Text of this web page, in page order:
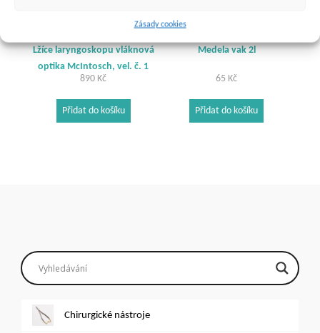
Zásady cookies
Lžíce laryngoskopu vláknová
optika McIntosch, vel. č. 1
890 Kč
Přidat do košíku
Medela vak 2l
65 Kč
Přidat do košíku
Chirurgické nástroje